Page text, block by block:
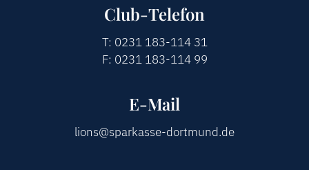
Club-Telefon
T: 0231 183-114 31
F: 0231 183-114 99
E-Mail
lions@sparkasse-dortmund.de